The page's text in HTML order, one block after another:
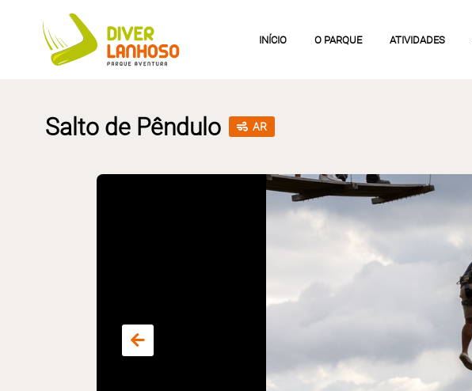
INÍCIO O PARQUE ATIVIDADES
Salto de Pêndulo AR